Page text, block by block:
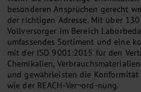
besonderen Ansprüchen gerecht
der richtigen Adresse. Mit über
Vollversorger im Bereich
umfassendes Sortiment und eine
mit der ISO 9001:2015 für den
Chemikalien,
und gewährleisten die
wie der REACH-Ver¬ord-nung.